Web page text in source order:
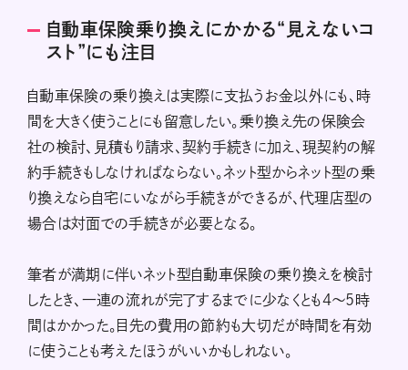
自動車保険乗り換えにかかる“見えないコ
スト”にも注目
自動車保険の乗り換えは実際に支払うお金以外にも、時
間を大きく使うことにも留意したい。乗り換え先の保険会
社の検討、見積もり請求、契約手続きに加え、現契約の解
約手続きもしなければならない。ネット型からネット型の乗
り換えなら自宅にいながら手続きができるが、代理店型の
場合は対面での手続きが必要となる。
筆者が満期に伴いネット型自動車保険の乗り換えを検討
したとき、一連の流れが完了するまでに少なくとも4〜5時
間はかかった。目先の費用の節約も大切だが時間を有効
に使うことも考えたほうがいいかもしれない。